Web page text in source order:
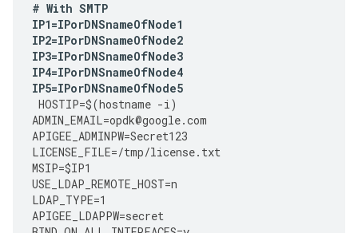
# With SMTP
IP1=IPorDNSnameOfNode1
IP2=IPorDNSnameOfNode2
IP3=IPorDNSnameOfNode3
IP4=IPorDNSnameOfNode4
IP5=IPorDNSnameOfNode5
HOSTIP=$(hostname -i)
ADMIN_EMAIL=opdk@google.com
APIGEE_ADMINPW=Secret123
LICENSE_FILE=/tmp/license.txt
MSIP=$IP1
USE_LDAP_REMOTE_HOST=n
LDAP_TYPE=1
APIGEE_LDAPPW=secret